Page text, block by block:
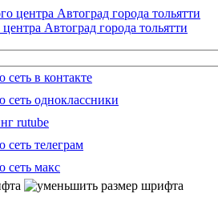
Автоград города тольятти